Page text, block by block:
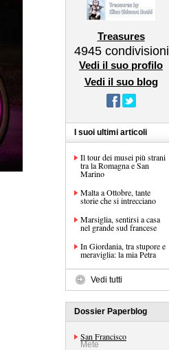
Treasures
4945 condivisioni
Vedi il suo profilo
Vedi il suo blog
I suoi ultimi articoli
Il tour dei musei più strani
tra la Romagna e San
Marino
Malta a Ottobre, tante
storie che si intrecciano
Marsiglia, sentirsi a casa
nel grande sud francese
In Giordania, tra stupore e
meraviglia: la mia Petra
Vedi tutti
Dossier Paperblog
San Francisco
Mete